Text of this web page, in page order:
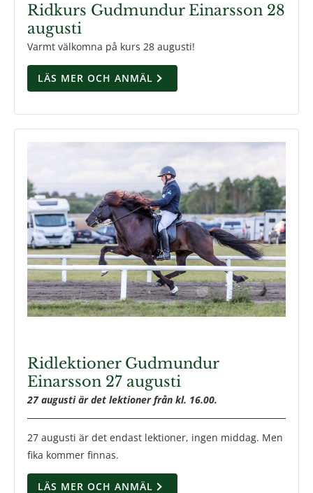
Ridkurs Gudmundur Einarsson 28
augusti
Varmt välkomna på kurs 28 augusti!
LÄS MER OCH ANMÄL
Ridlektioner Gudmundur
Einarsson 27 augusti
27 augusti är det lektioner från kl. 16.00.
27 augusti är det endast lektioner, ingen middag. Men
fika kommer finnas.
LÄS MER OCH ANMÄL